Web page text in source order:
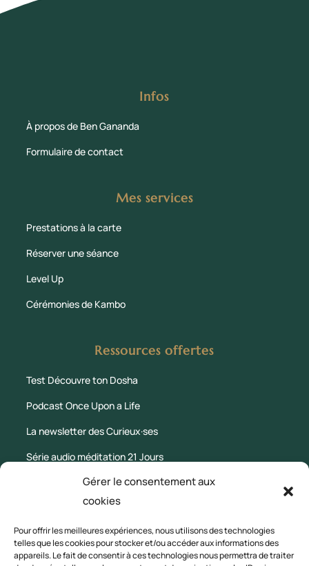
Gérer le consentement aux
cookies
Pour offrir les meilleures expériences, nous utilisons des technologies
telles que les cookies pour stocker et/ou accéder aux informations des
appareils. Le fait de consentir à ces technologies nous permettra de traiter
Infos
À propos de Ben Gananda
Formulaire de contact
Mes services
Prestations à la carte
Réserver une séance
Level Up
Cérémonies de Kambo
Ressources offertes
Test Découvre ton Dosha
Podcast Once Upon a Life
La newsletter des Curieux·ses
Série audio méditation 21 Jours
Mentions légales
CGV